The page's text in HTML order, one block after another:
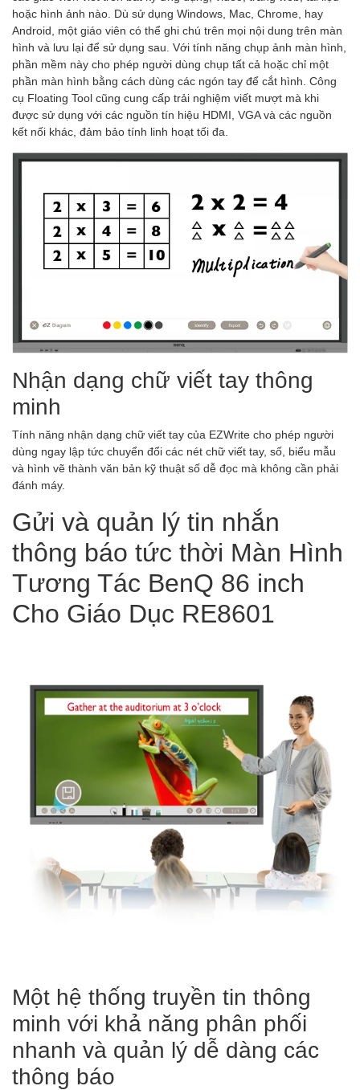
hoặc hình ảnh nào. Dù sử dụng Windows, Mac, Chrome, hay
Android, một giáo viên có thể ghi chú trên mọi nội dung trên màn
hình và lưu lại để sử dụng sau. Với tính năng chụp ảnh màn hình,
phần mềm này cho phép người dùng chụp tất cả hoặc chỉ một
phần màn hình bằng cách dùng các ngón tay để cắt hình. Công
cụ Floating Tool cũng cung cấp trải nghiệm viết mượt mà khi
được sử dụng với các nguồn tín hiệu HDMI, VGA và các nguồn
kết nối khác, đảm bảo tính linh hoạt tối đa.
Nhận dạng chữ viết tay thông
minh
Tính năng nhận dạng chữ viết tay của EZWrite cho phép người
dùng ngay lập tức chuyển đổi các nét chữ viết tay, số, biểu mẫu
và hình vẽ thành văn bản kỹ thuật số dễ đọc mà không cần phải
đánh máy.
Gửi và quản lý tin nhắn
thông báo tức thời Màn Hình
Tương Tác BenQ 86 inch
Cho Giáo Dục RE8601
Một hệ thống truyền tin thông
minh với khả năng phân phối
nhanh và quản lý dễ dàng các
thông báo